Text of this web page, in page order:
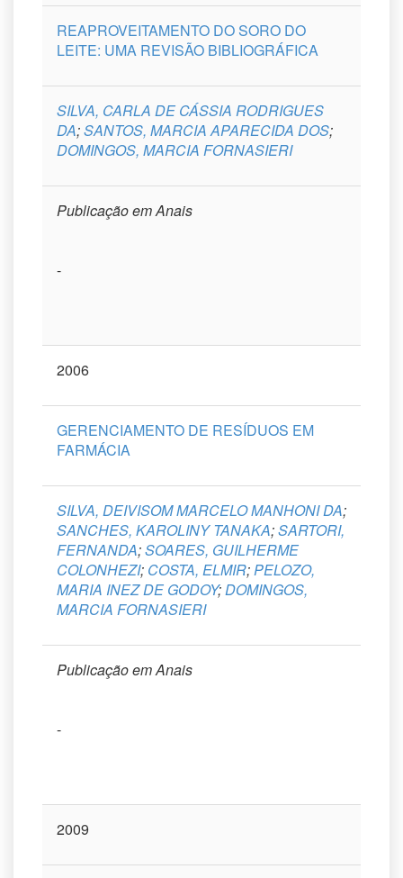
REAPROVEITAMENTO DO SORO DO
LEITE: UMA REVISÃO BIBLIOGRÁFICA
SILVA, CARLA DE CÁSSIA RODRIGUES
DA;SANTOS, MARCIA APARECIDA DOS;
DOMINGOS, MARCIA FORNASIERI
Publicação em Anais
-
2006
GERENCIAMENTO DE RESÍDUOS EM
FARMÁCIA
SILVA, DEIVISOM MARCELO MANHONI DA;
SANCHES, KAROLINY TANAKA;SARTORI,
FERNANDA;SOARES, GUILHERME
COLONHEZI; COSTA, ELMIR;PELOZO,
MARIA INEZ DE GODOY;DOMINGOS,
MARCIA FORNASIERI
Publicação em Anais
-
2009